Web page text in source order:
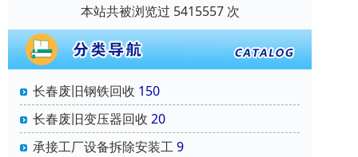
本站共被浏览过 5415557 次
长春废旧钢铁回收 150
长春废旧变压器回收 20
承接工厂设备拆除安装工9